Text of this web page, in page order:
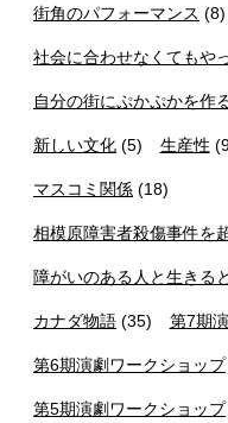
街角のパフォーマンス (8)
社会に合わせなくてもや
自分の街にぷかぷかを作
新しい文化 (5) 生産性
マスコミ関係 (18)
相模原障害者殺傷事件を
障がいのある人と生きる
カナダ物語 (35) 第7期
第6期演劇ワークショップ
第5期演劇ワークショップ